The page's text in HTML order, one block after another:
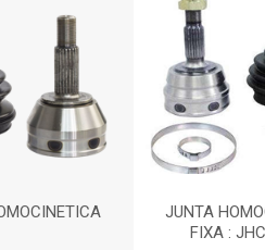
JUNTA
FIXA :